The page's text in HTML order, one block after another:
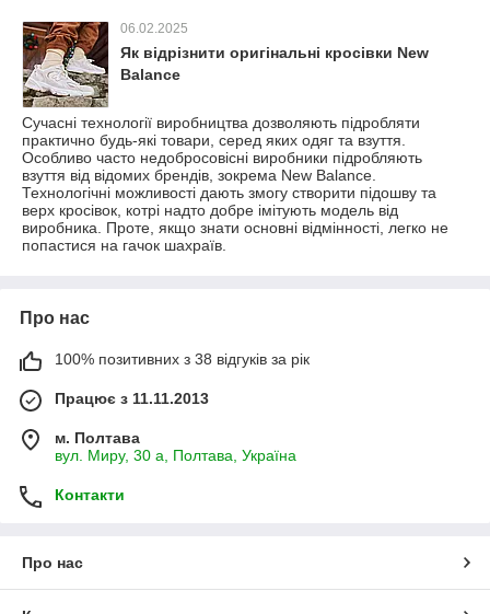
06.02.2025
Як відрізнити оригінальні кросівки New
Balance
Сучасні технології виробництва дозволяють підробляти
практично будь-які товари, серед яких одяг та взуття.
Особливо часто недобросовісні виробники підробляють
взуття від відомих брендів, зокрема New Balance.
Технологічні можливості дають змогу створити підошву та
верх кросівок, котрі надто добре імітують модель від
виробника. Проте, якщо знати основні відмінності, легко не
попастися на гачок шахраїв.
Про нас
100% позитивних з 38 відгуків за рік
Працює з 11.11.2013
м. Полтава
вул. Миру, 30 а, Полтава, Україна
Контакти
Про нас